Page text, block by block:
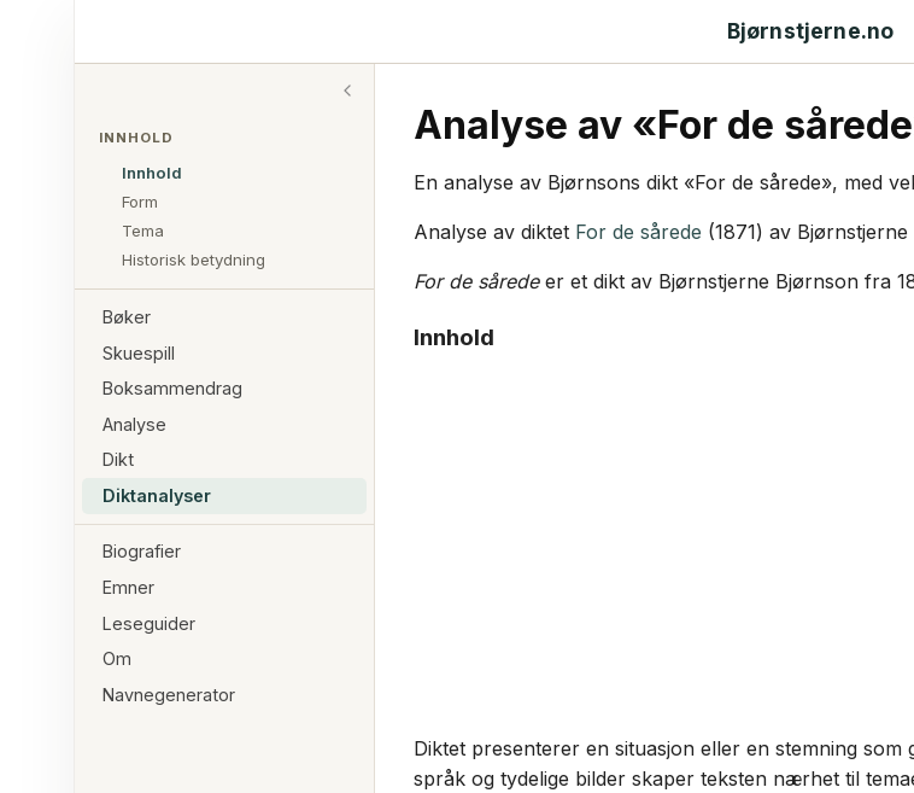
Bjørnstjerne.no
INNHOLD
Innhold
Form
Tema
Historisk betydning
Bøker
Skuespill
Boksammendrag
Analyse
Dikt
Diktanalyser
Biografier
Emner
Leseguider
Om
Navnegenerator
Analyse av «For de
En analyse av Bjørnsons dikt «For de sårede», med
Analyse av diktet For de sårede (1871) av
For de såredeer et dikt av Bjørnstjerne Bjørnson fra
Innhold
Diktet presenterer en situasjon eller en stemning
språk og tydelige bilder skaper teksten nærhet til